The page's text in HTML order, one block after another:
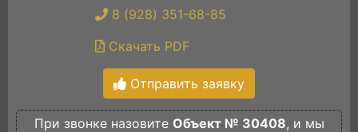
8 (928) 351-68-85
Скачать PDF
Отправить заявку
При звонке назовите Объект № 30408, и мы